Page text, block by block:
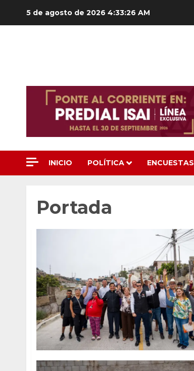
5 de agosto de 2026 4:33:27 AM
INICIO POLÍTICA ENCUESTAS
Portada